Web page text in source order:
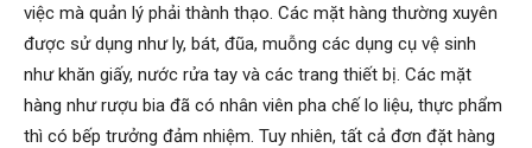
việc mà quản lý phải thành thạo. Các mặt hàng thường xuyên
được sử dụng như ly, bát, đũa, muỗng các dụng cụ vệ sinh
như khăn giấy, nước rửa tay và các trang thiết bị. Các mặt
hàng như rượu bia đã có nhân viên pha chế lo liệu, thực phẩm
thì có bếp trưởng đảm nhiệm. Tuy nhiên, tất cả đơn đặt hàng